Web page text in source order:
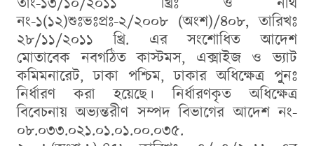
নং-১(১২)শুঃভঃপ্রঃ-২/২০০৮ (অংশ)/৪০৮, তারিখঃ
২৮/১১/২০১১ খ্রি. এর সংশোধিত আদেশ
মোতাবেক নবগঠিত কাস্টমস, এক্সাইজ ও ভ্যাট
কমিমনারেট, ঢাকা পশ্চিম, ঢাকার অধিক্ষেত্র পুুুনঃ
নির্ধারণ করা হয়েছে। নির্ধারণকৃত অধিক্ষেত্র
বিবেচনায় অভ্যন্তরীণ সম্পদ বিভাগের আদেশ নং-
০৮.০৩৩.০২১.০১.০১.০০.০৩৫.